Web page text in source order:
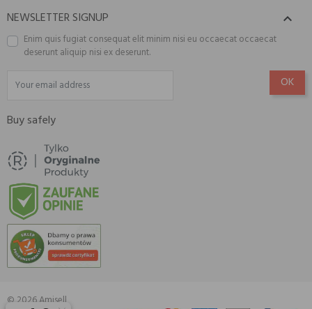
NEWSLETTER SIGNUP 
Enim quis fugiat consequat elit minim nisi eu occaecat occaecat
deserunt aliquip nisi ex deserunt.
Buy safely
© 2026 Amisell